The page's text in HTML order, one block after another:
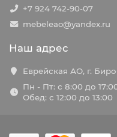
+7 924 742-90-07
mebeleao@yandex.ru
Наш адрес
Еврейская АО, г.
Пн - Пт: с 8:00 до
Обед: с 12:00 до 13:00